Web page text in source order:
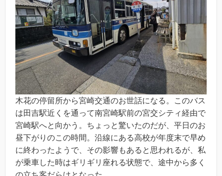
木花の停留所から宮崎交通のお世話になる。このバス
は田吉駅近くを通って南宮崎駅前の宮交シティ経由で
宮崎駅へと向かう。ちょっと驚いたのだが、平日のお
昼下がりのこの時間。沿線にある高校が年度末で早め
に終わったようで、その影響もあると思われるが、私
が乗車した時はギリギリ座れる状態で、途中から多く